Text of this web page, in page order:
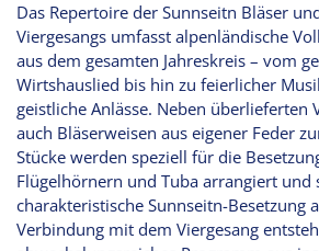
Das Repertoire der Sunnseitn Bläser
Viergesangs umfasst alpenländische
aus dem gesamten Jahreskreis – vom
Wirtshauslied bis hin zu feierlicher
geistliche Anlässe. Neben überlieferten
auch Bläserweisen aus eigener Feder
Stücke werden speziell für die
Flügelhörnern und Tuba arrangiert und
charakteristische Sunnseitn-Besetzung
Verbindung mit dem Viergesang